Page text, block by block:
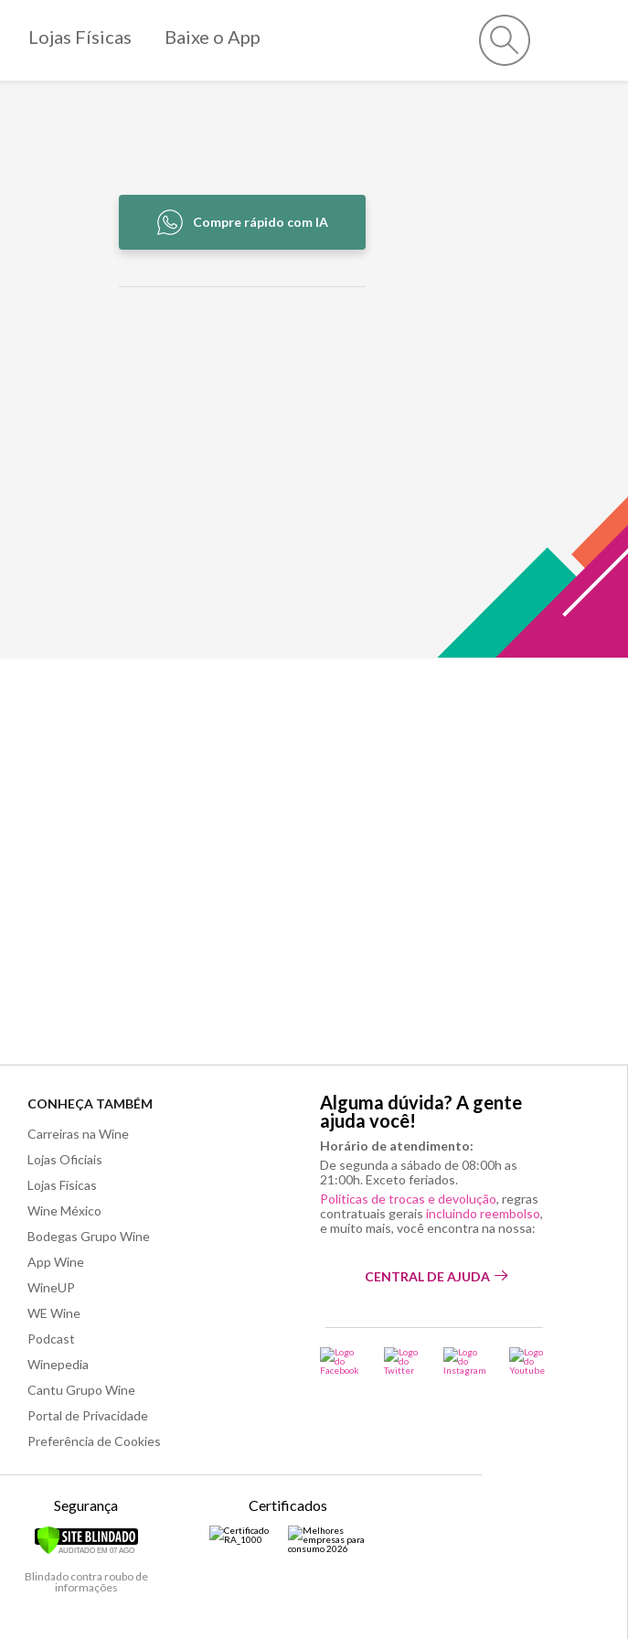
Lojas Físicas Baixe o App
Compre rápido com IA
CONHEÇA TAMBÉM
Carreiras na Wine
Lojas Oficiais
Lojas Físicas
Wine México
Bodegas Grupo Wine
App Wine
WineUP
WE Wine
Podcast
Winepedia
Cantu Grupo Wine
Portal de Privacidade
Preferência de Cookies
Alguma dúvida? A gente
ajuda você!
Horário de atendimento:
De segunda a sábado de 08:00h as
21:00h. Exceto feriados.
Políticas de trocas e devolução, regras
contratuais gerais incluindo reembolso,
e muito mais, você encontra na nossa:
CENTRAL DE AJUDA
Segurança
Blindado contra roubo de
informações
Certificados